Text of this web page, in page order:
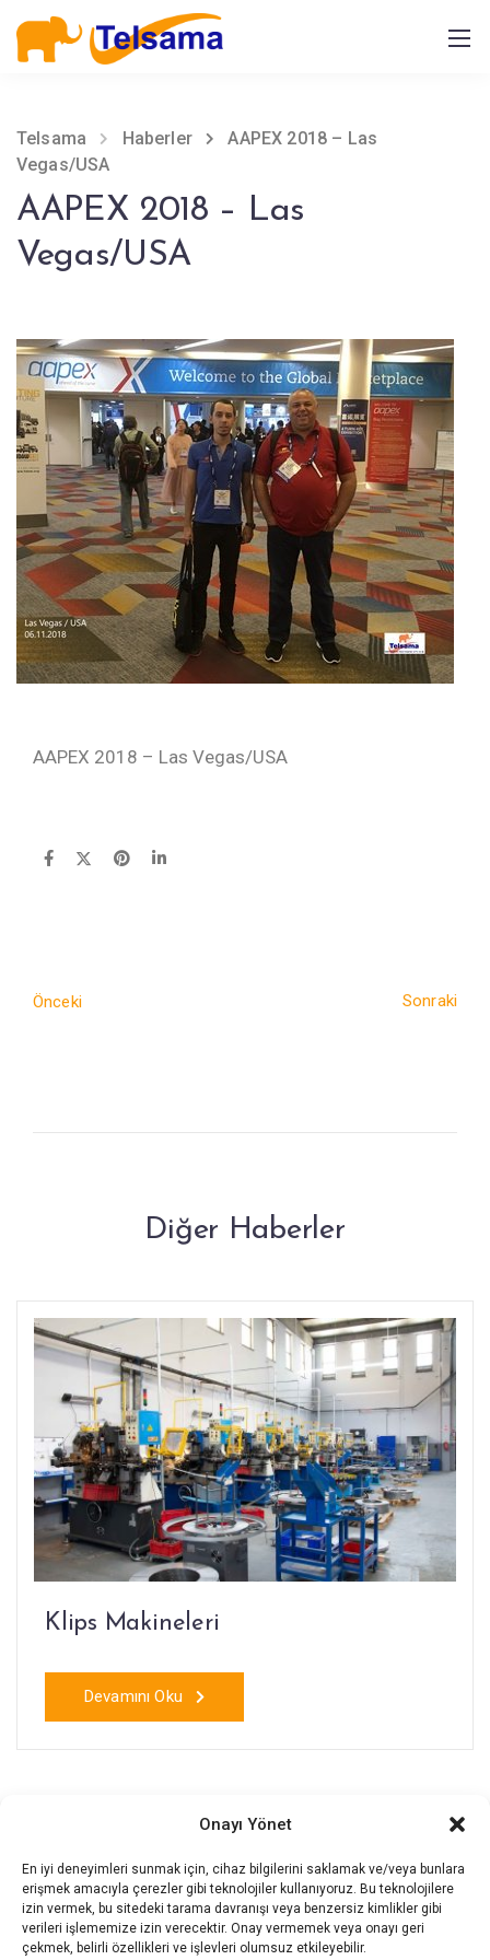
Onayı Yönet
En iyi deneyimleri sunmak için, cihaz bilgilerini saklamak ve/veya bunlara
erişmek amacıyla çerezler gibi teknolojiler kullanıyoruz. Bu teknolojilere
izin vermek, bu sitedeki tarama davranışı veya benzersiz kimlikler gibi
verileri işlememize izin verecektir. Onay vermemek veya onayı geri
çekmek, belirli özellikleri ve işlevleri olumsuz etkileyebilir.
Telsama Haberler
AAPEX 2018 – Las
Vegas/USA
AAPEX 2018 – Las
Vegas/USA
AAPEX 2018 – Las Vegas/USA
Önceki Sonraki
Diğer Haberler
Klips Makineleri
Devamını Oku